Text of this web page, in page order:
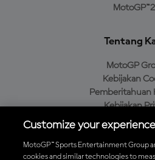
Tentang
MotoGP
Kebijakan
Pemberitahuan
Kebijakan
Kebijakan
Customize your experience
MotoGP™ Sports Entertainment Group
cookies and similar technologies to